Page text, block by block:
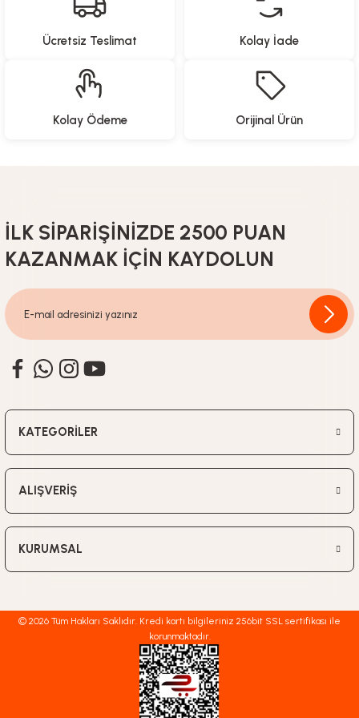
Ücretsiz Teslimat Kolay İade
Kolay Ödeme Orijinal Ürün
İLK SİPARİŞİNİZDE 2500 PUAN
KAZANMAK İÇİN KAYDOLUN
KATEGORİLER
ALIŞVERİŞ
KURUMSAL
© 2026 Tüm Hakları Saklıdır. Kredi kartı bilgileriniz 256bit SSL sertifikası ile
korunmaktadır.